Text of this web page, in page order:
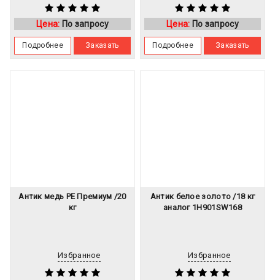
Цена: По запросу
Подробнее Заказать
Цена: По запросу
Подробнее Заказать
Антик медь PE Премиум /20
кг
Избранное
Антик белое золото /18 кг
аналог 1H901SW168
Избранное